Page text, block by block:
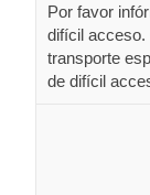
Por favor
difícil acceso.
transporte
de difícil